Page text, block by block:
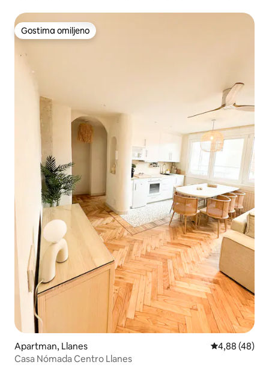
Gostima omiljeno
Gostima omiljeno
Apartman, Llanes Prosečna
4,88 (48)
Casa Nómada Centro Llanes